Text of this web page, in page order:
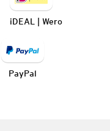
iDEAL | Wero
PayPal